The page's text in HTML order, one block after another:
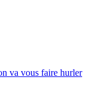
va vous faire hurler